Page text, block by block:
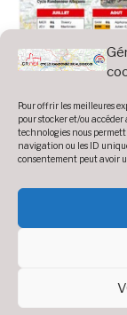
Pour offrir les meilleures
pour stocker et/ou
technologies nous
navigation ou les ID
consentement peut avoir